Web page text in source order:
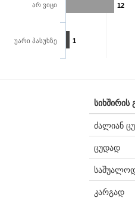
12
1
არ ვიცი
უარი პასუხზე
სიხშირის
ძალიან
ცუდად
კარგად